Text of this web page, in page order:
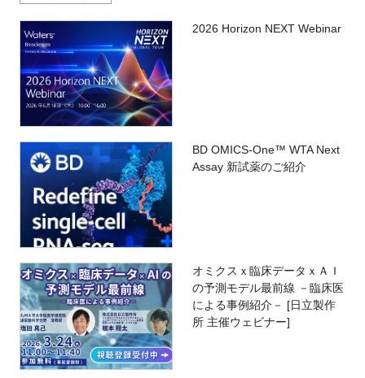
2026 Horizon NEXT Webinar
BD OMICS-One™ WTA Next
Assay 新試薬のご紹介
オミクスｘ臨床データｘＡＩ
の予測モデル最前線 －臨床医
による事例紹介－ [日立製作
所 主催ウェビナー]